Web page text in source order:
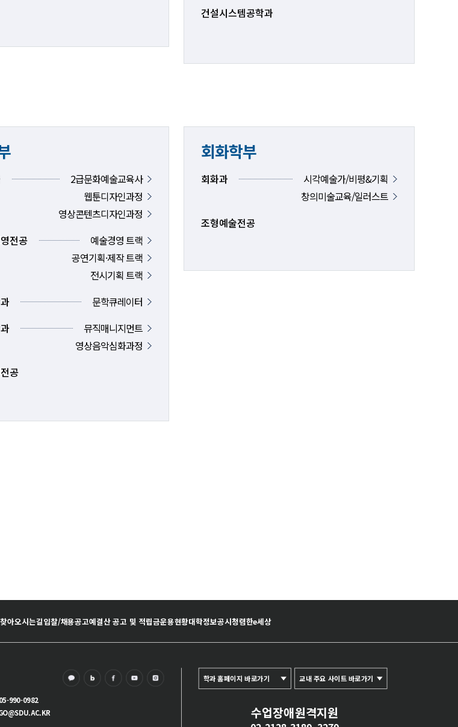
건설시스템공학과
2급문화예술교육사
웹툰디자인과정
영상콘텐츠디자인과정
전공
예술경영 트랙
공연기획·제작 트랙
전시기획 트랙
문학큐레이터
뮤직매니지먼트
영상음악심화과정
공
회화학부
회화과
시각예술가/비평&기획
창의미술교육/일러스트
조형예술전공
찾아오시는길입찰/채용공고예결산 공고 및 적립금운용현황대학정보공시청렴한e세상
990-0982
수업장애원격지원
학과 홈페이지 바로가기 교내 주요 사이트 바로가기